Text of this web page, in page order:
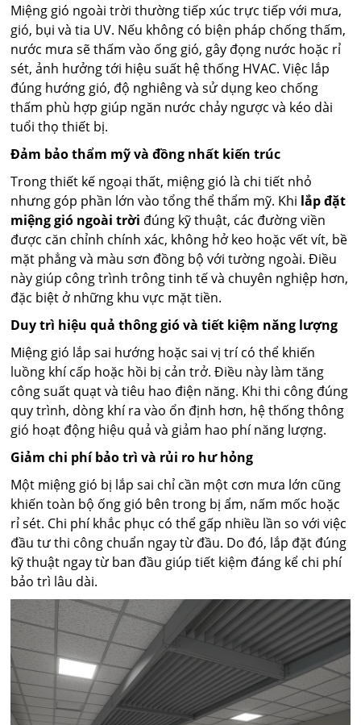
Miệng gió ngoài trời thường tiếp xúc trực tiếp với mưa,
gió, bụi và tia UV. Nếu không có biện pháp chống thấm,
nước mưa sẽ thấm vào ống gió, gây đọng nước hoặc rỉ
sét, ảnh hưởng tới hiệu suất hệ thống HVAC. Việc lắp
đúng hướng gió, độ nghiêng và sử dụng keo chống
thấm phù hợp giúp ngăn nước chảy ngược và kéo dài
tuổi thọ thiết bị.
Đảm bảo thẩm mỹ và đồng nhất kiến trúc
Trong thiết kế ngoại thất, miệng gió là chi tiết nhỏ
nhưng góp phần lớn vào tổng thể thẩm mỹ. Khi lắp đặt
miệng gió ngoài trời đúng kỹ thuật, các đường viền
được căn chỉnh chính xác, không hở keo hoặc vết vít, bề
mặt phẳng và màu sơn đồng bộ với tường ngoài. Điều
này giúp công trình trông tinh tế và chuyên nghiệp hơn,
đặc biệt ở những khu vực mặt tiền.
Duy trì hiệu quả thông gió và tiết kiệm năng lượng
Miệng gió lắp sai hướng hoặc sai vị trí có thể khiến
luồng khí cấp hoặc hồi bị cản trở. Điều này làm tăng
công suất quạt và tiêu hao điện năng. Khi thi công đúng
quy trình, dòng khí ra vào ổn định hơn, hệ thống thông
gió hoạt động hiệu quả và giảm hao phí năng lượng.
Giảm chi phí bảo trì và rủi ro hư hỏng
Một miệng gió bị lắp sai chỉ cần một cơn mưa lớn cũng
khiến toàn bộ ống gió bên trong bị ẩm, nấm mốc hoặc
rỉ sét. Chi phí khắc phục có thể gấp nhiều lần so với việc
đầu tư thi công chuẩn ngay từ đầu. Do đó, lắp đặt đúng
kỹ thuật ngay từ ban đầu giúp tiết kiệm đáng kể chi phí
bảo trì lâu dài.